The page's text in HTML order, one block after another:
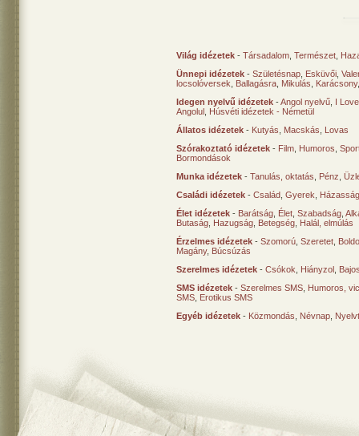
Világ idézetek - Társadalom Természet
Ünnepi idézetek - Születésnap Esküvői
locsolóversek
Ballagásra Mikulás Karácsony
Idegen nyelvű idézetek -Angol nyelvű I
Angolul Húsvéti idézetek - Németül
Állatos idézetek - Kutyás Macskás
Lovas
Szórakoztató idézetek - Film Humoros
Bormondások
Munka idézetek - Tanulás, oktatás Pénz
Családi idézetek - Család Gyerek
Élet idézetek - Barátság Élet Szabadság
Butaság Hazugság Betegség Halál, elmúlás
Érzelmes idézetek - Szomorú Szeretet
Magány, Búcsúzás
Szerelmes idézetek - Csókok Hiányzol
SMS idézetek - Szerelmes SMS Humoros,
SMS Erotikus SMS
Egyéb idézetek - Közmondás Névnap